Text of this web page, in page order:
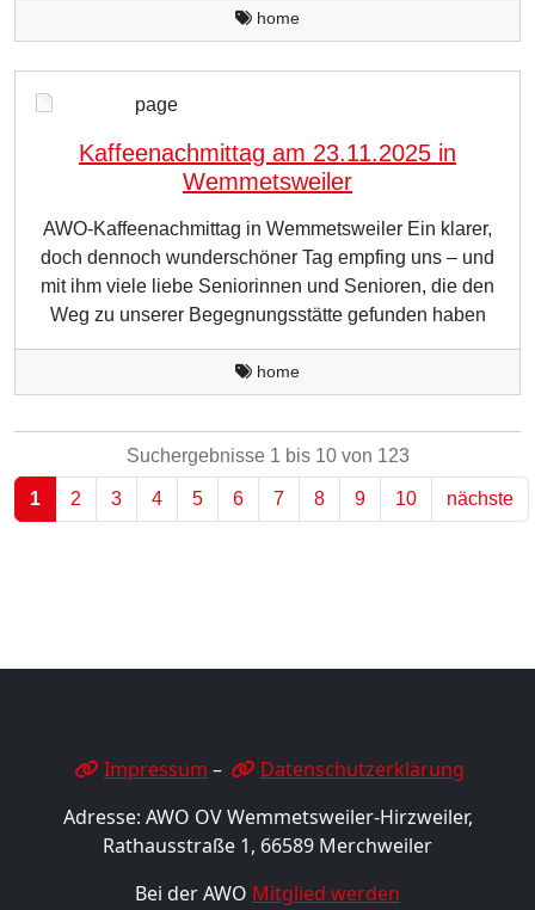
home
page
Kaffeenachmittag am 23.11.2025 in
Wemmetsweiler
AWO-Kaffeenachmittag in Wemmetsweiler Ein klarer,
doch dennoch wunderschöner Tag empfing uns – und
mit ihm viele liebe Seniorinnen und Senioren, die den
Weg zu unserer Begegnungsstätte gefunden haben
home
Suchergebnisse 1 bis 10 von 123
1 2 3 4 5 6 7 8 9 10 nächste
Impressum –
Datenschutzerklärung
Adresse: AWO OV Wemmetsweiler-Hirzweiler,
Rathausstraße 1, 66589 Merchweiler
Bei der AWO Mitglied werden